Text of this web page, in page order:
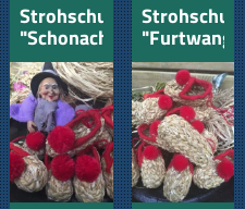
Strohschuh
"Schonach"
8cm
Strohschuh
12cm